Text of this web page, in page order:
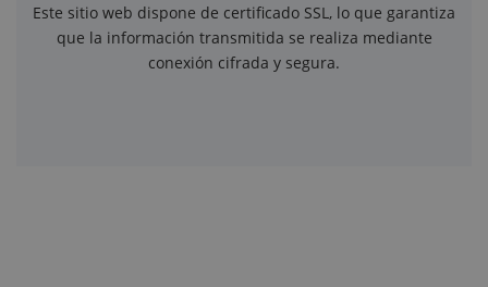
Este sitio web dispone de certificado SSL, lo que garantiza
que la información transmitida se realiza mediante
conexión cifrada y segura.